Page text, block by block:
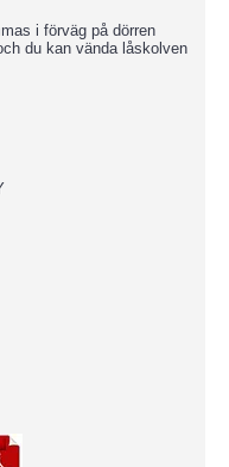
i förväg på dörren
du kan vända låskolven